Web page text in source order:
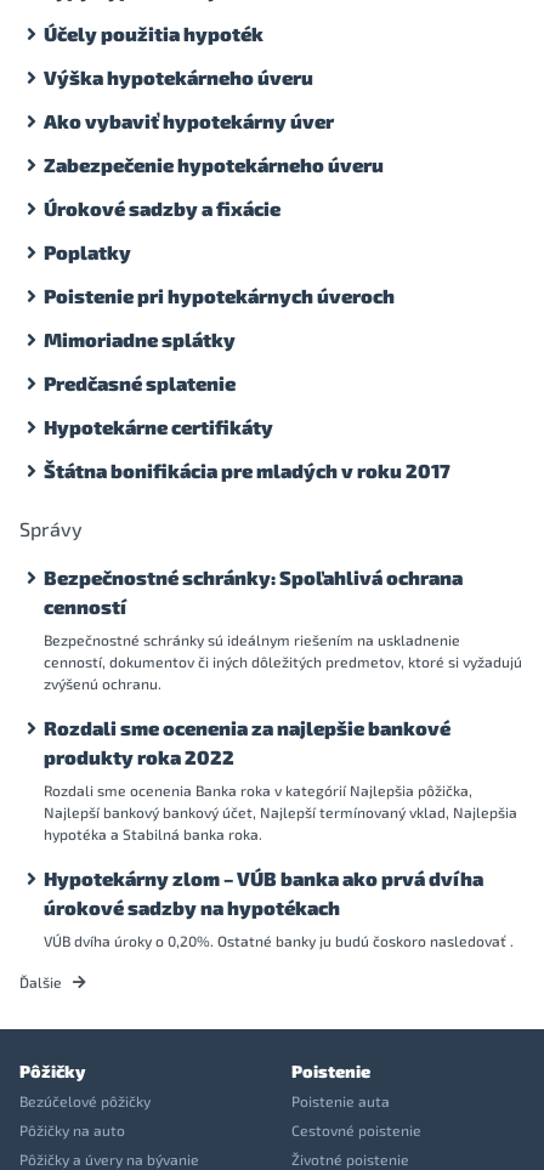
Účely použitia hypoték
Výška hypotekárneho úveru
Ako vybaviť hypotekárny úver
Zabezpečenie hypotekárneho úveru
Úrokové sadzby a fixácie
Poplatky
Poistenie pri hypotekárnych úveroch
Mimoriadne splátky
Predčasné splatenie
Hypotekárne certifikáty
Štátna bonifikácia pre mladých v roku 2017
Správy
Bezpečnostné schránky: Spoľahlivá ochrana
cenností
Bezpečnostné schránky sú ideálnym riešením na uskladnenie
cenností, dokumentov či iných dôležitých predmetov, ktoré si vyžadujú
zvýšenú ochranu.
Rozdali sme ocenenia za najlepšie bankové
produkty roka 2022
Rozdali sme ocenenia Banka roka v kategórií Najlepšia pôžička,
Najlepší bankový bankový účet, Najlepší termínovaný vklad, Najlepšia
hypotéka a Stabilná banka roka.
Hypotekárny zlom – VÚB banka ako prvá dvíha
úrokové sadzby na hypotékach
VÚB dvíha úroky o 0,20%. Ostatné banky ju budú čoskoro nasledovať .
Ďalšie
Pôžičky
Bezúčelové pôžičky
Pôžičky na auto
Pôžičky a úvery na bývanie
Poistenie
Poistenie auta
Cestovné poistenie
Životné poistenie